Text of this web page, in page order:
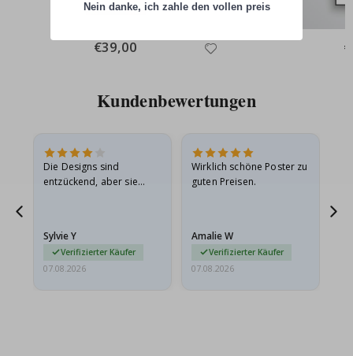
Special
Price
€39,00
Kundenbewertungen
Die Designs sind
entzückend, aber sie
sie…
Sylvie Y
Verifizierter Käufer
07.08.2026
Wirklich schöne Poster zu
guten Preisen.
Amalie W
Verifizierter Käufer
07.08.2026
Nein danke, ich zahle den vollen preis